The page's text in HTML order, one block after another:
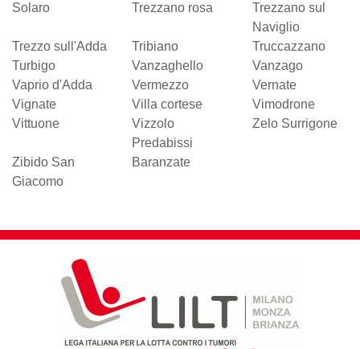
Solaro
Trezzano rosa
Trezzano sul
Naviglio
Trezzo sull'Adda
Tribiano
Truccazzano
Turbigo
Vanzaghello
Vanzago
Vaprio d'Adda
Vermezzo
Vernate
Vignate
Villa cortese
Vimodrone
Vittuone
Vizzolo
Predabissi
Zelo Surrigone
Zibido San
Giacomo
Baranzate